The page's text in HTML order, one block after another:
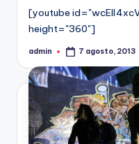
[youtube
height="360"]
Publicado
admin 7 agosto, 2013